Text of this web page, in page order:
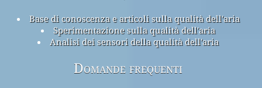
Base di conoscenza e articoli sulla qualità dell'aria
Sperimentazione sulla qualità dell'aria
Analisi dei sensori della qualità dell'aria
Domande frequenti